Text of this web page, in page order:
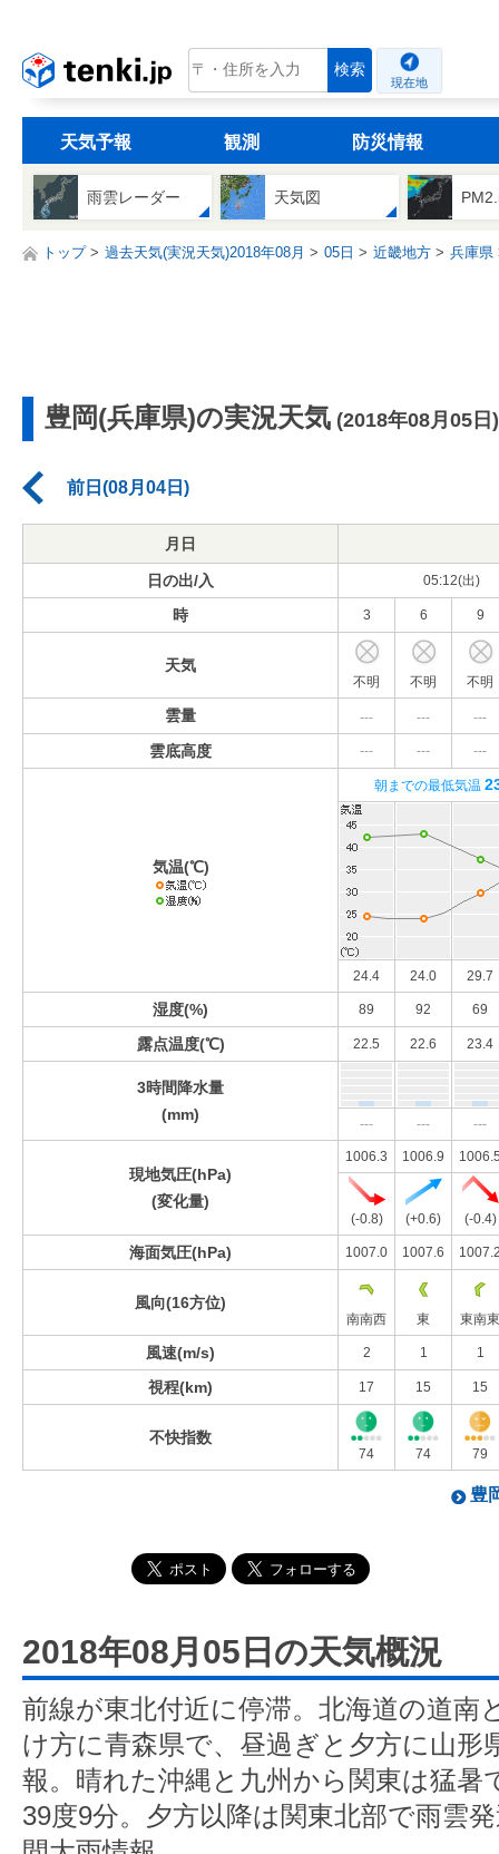
tenki.jp 検索
現在地
天気予報 観測 防災情報
雨雲レーダー 天気図
トップ 過去天気(実況天気)2018年08月 05日 近畿地方 兵庫県
豊岡(兵庫県)の実況天気 (2018年08月05日)
前日(08月04日)
月日
日の出/入 05:12(出)
時 3 6 9
天気
不明 不明 不明
雲量 --- --- ---
雲底高度 --- --- ---
気温(℃)
朝までの最低気温
24.4 24.0 29.7
湿度(%) 89 92 69
露点温度(℃) 22.5 22.6 23.4
3時間降水量
(mm)
--- --- ---
現地気圧(hPa)
(変化量)
1006.3 1006.9
(-0.8) (+0.6) (-0.4)
海面気圧(hPa) 1007.0 1007.6
風向(16方位)
南南西 東 東南東
風速(m/s) 2 1 1
視程(km) 17 15 15
不快指数
74 74 79
豊
2018年08月05日の天気概況
前線が東北付近に停滞。北海道の道南
け方に青森県で、昼過ぎと夕方に山形
報。晴れた沖縄と九州から関東は猛暑
39度9分。夕方以降は関東北部で雨雲